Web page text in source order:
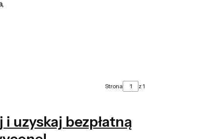
Strona z 1
uzyskaj bezpłatną